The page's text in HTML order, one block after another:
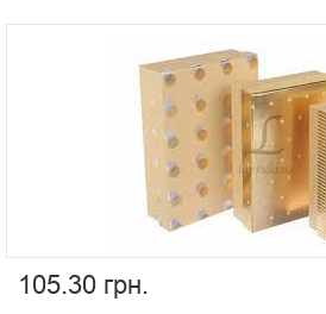
105.30 грн.